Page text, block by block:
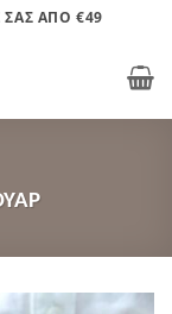
ΣΑΣ ΑΠΟ €49